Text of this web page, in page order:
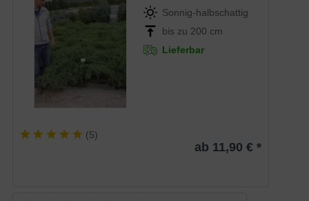
Sonnig-halbschattig
bis zu 200 cm
Lieferbar
(5)
ab 11,90 € *